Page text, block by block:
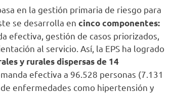
en la gestión primaria de riesgo para
se desarrolla en cinco componentes:
efectiva, gestión de casos priorizados,
al servicio. Así, la EPS ha logrado
y rurales dispersas de 14
efectiva a 96.528 personas (7.131
enfermedades como hipertensión y